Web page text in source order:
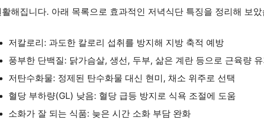
활해집니다. 아래 목록으로 효과적인 저녁식단 특징을 정리해 보았
저칼로리: 과도한 칼로리 섭취를 방지해 지방 축적 예방
풍부한 단백질: 닭가슴살, 생선, 두부, 삶은 계란 등으로 근육량 유
저탄수화물: 정제된 탄수화물 대신 현미, 채소 위주로 선택
혈당 부하량(GL) 낮음: 혈당 급등 방지로 식욕 조절에 도움
소화가 잘 되는 식품: 늦은 시간 소화 부담 완화